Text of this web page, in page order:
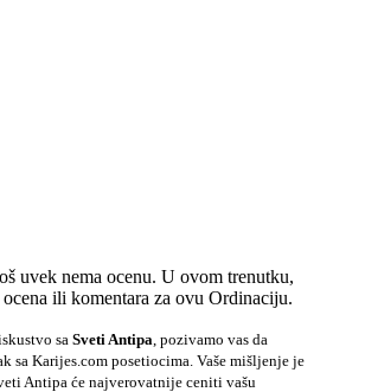
uvek nema ocenu. U ovom trenutku,
ili komentara za ovu Ordinaciju.
sa Sveti Antipa , pozivamo vas da
sa Karijes.com posetiocima. Vaše mišljenje je
Antipa će najverovatnije ceniti vašu